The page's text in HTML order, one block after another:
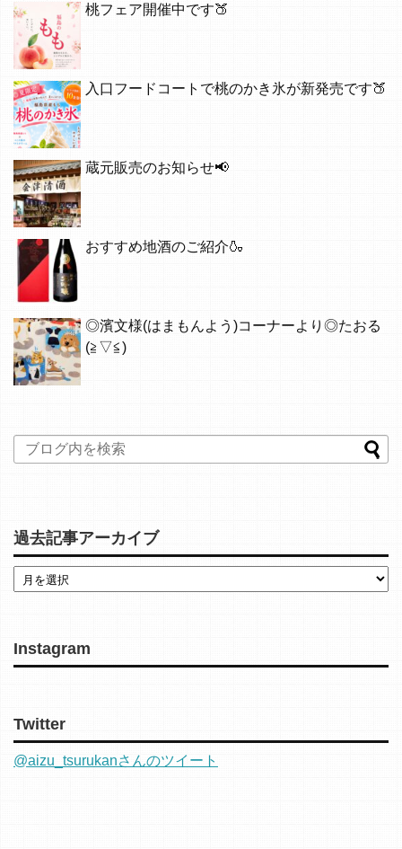
桃フェア開催中です🍑
入口フードコートで桃のかき氷が新発売です🍑
蔵元販売のお知らせ📢
おすすめ地酒のご紹介🍶
◎濱文様(はまもんよう)コーナーより◎たおる
(≧▽≦)
過去記事アーカイブ
Instagram
Twitter
@aizu_tsurukanさんのツイート